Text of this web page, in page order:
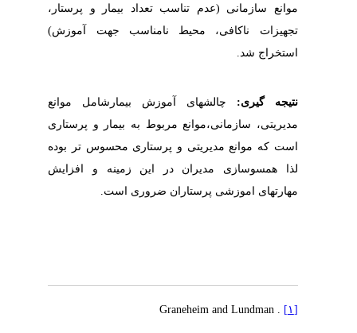
موانع سازمانی (عدم تناسب تعداد بیمار و پرستار،
تجهیزات ناکافی، محیط نامناسب جهت آموزش)
استخراج شد.
نتیجه گیری:
چالشهای آموزش بیمارشامل موانع
مدیریتی، سازمانی،موانع مربوط به بیمار و پرستاری
است که موانع مدیریتی و پرستاری محسوس تر بوده
لذا همسوسازی مدیران در این زمینه و افزایش
مهارتهای اموزشی پرستاران ضروری است.
. Graneheim and Lundman